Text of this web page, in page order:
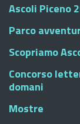
Ascoli Piceno
Parco
Scopriamo
Concorso
domani
Mostre